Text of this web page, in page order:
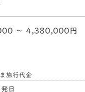
〜 4,380,000円
旅行代金
日